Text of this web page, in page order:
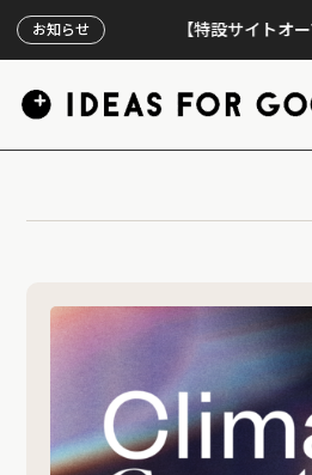
お知らせ 【特設サイトオープ